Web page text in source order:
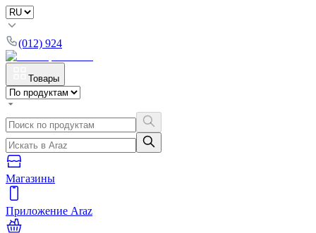
(012) 924
Товары
Магазины
Приложение Araz